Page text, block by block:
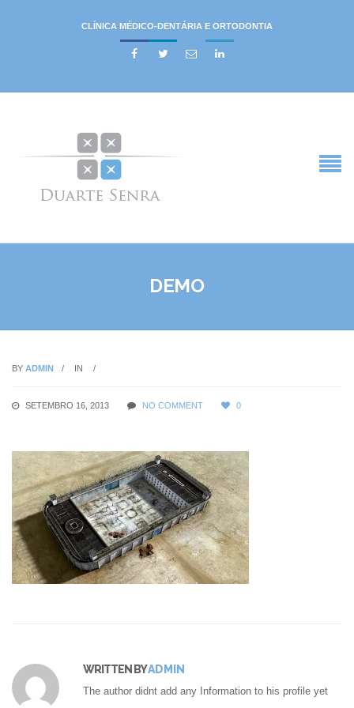
CLÍNICA MÉDICO-DENTÁRIA E ORTODONTIA
   
DEMO
BY ADMIN IN
SETEMBRO 16, 2013 NO COMMENT 0
WRITTEN BYADMIN
The author didnt add any Information to his profile yet